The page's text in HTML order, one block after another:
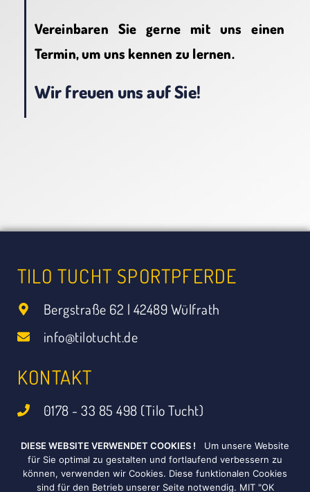
Vereinbaren Sie gerne mit uns einen
Termin, um uns kennen zu lernen.
Wir freuen uns auf Sie!
TILO TUCHT SPORTPFERDE
Bergstraße 62 | 42489 Wülfrath
info@tilotucht.de
KONTAKT
0178 - 33 85 498 (Tilo Tucht)
0173 - 98 08 584 (Luisa Bücken)
SOCIAL MEDIA
DIESE WEBSITE VERWENDET COOKIES ! Um unsere Website
für Sie optimal zu gestalten und fortlaufend verbessern zu
können, verwenden wir Cookies. Diese funktionalen Cookies
sind für den Betrieb unserer Seite notwendig. MIT "OK